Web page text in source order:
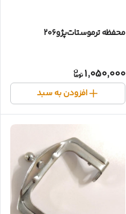
محفظه ترموستات‌پژو۲۰۶
1,050,000
افزودن به سبد